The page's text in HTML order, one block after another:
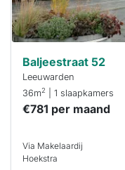
Baljeestraat 52
Leeuwarden
36m2 | 1 slaapkamers
€781 per maand
Via Makelaardij
Hoekstra